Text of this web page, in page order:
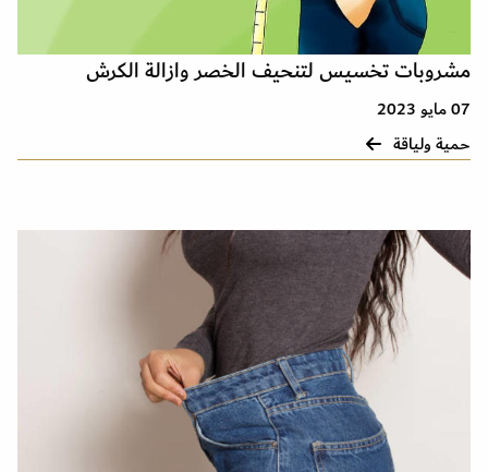
مشروبات تخسيس لتنحيف الخصر وازالة الكرش
07 مايو 2023
حمية ولياقة